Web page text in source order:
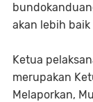
akan lebih
Ketua
merupakan
Melaporkan,